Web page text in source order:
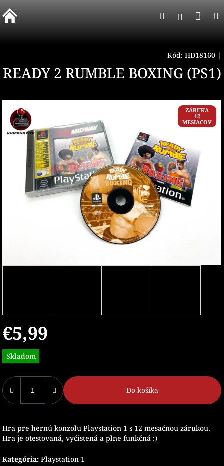
na
obsah
Hľadať
Kód: HD18160 |
READY 2 RUMBLE BOXING (PS1)
ZÁRUKA
12
MESIACOV
€5,99
Jednotková
cena:
Skladom
Do košíka
Hra pre hernú konzolu Playstation 1 s 12 mesačnou zárukou.
Hra je otestovaná, vyčistená a plne funkčná :)
Kategória: Playstation 1